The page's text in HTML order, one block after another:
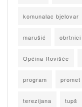
komunalac bjelovar
marušić obrtnici
Općina Rovišće
program promet
terezijana tupš